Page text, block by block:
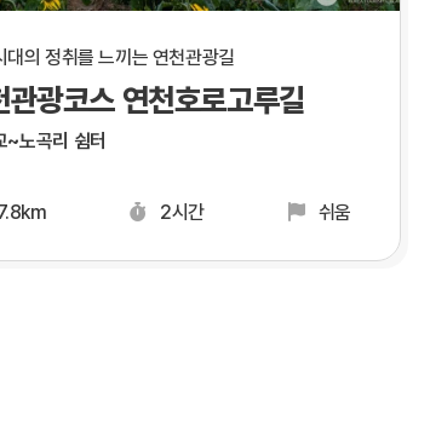
대의 정취를 느끼는 연천관광길
관광코스 연천호로고루길
~노곡리 쉼터
2시간 쉬움